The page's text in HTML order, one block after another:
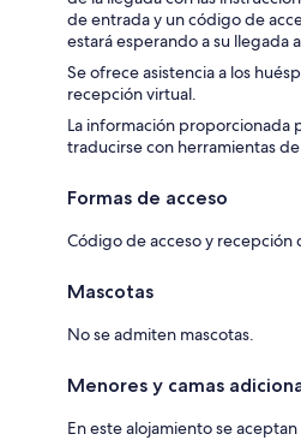
de entrada y un código de
estará esperando a su llegada
Se ofrece asistencia a los
recepción virtual.
La información proporcionada
traducirse con herramientas
Formas de acceso
Código de acceso y recepción
Mascotas
No se admiten mascotas.
Menores y camas
En este alojamiento se